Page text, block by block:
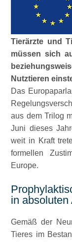
Tierärzte und
müssen sich
Nutztieren
Das
aus dem Trilog
Juni dieses
weit in Kraft
formellen
Europe.
in absoluten
Gemäß der
Tieres im